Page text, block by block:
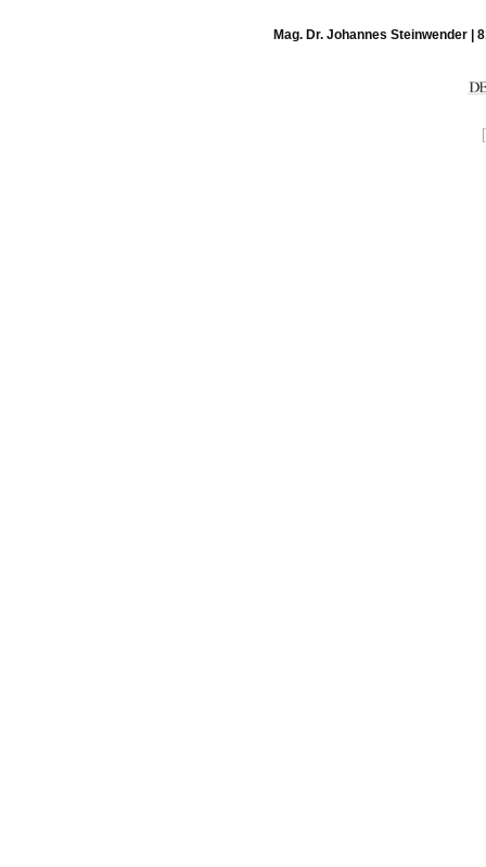
Mag. Dr. Johannes Steinwender |